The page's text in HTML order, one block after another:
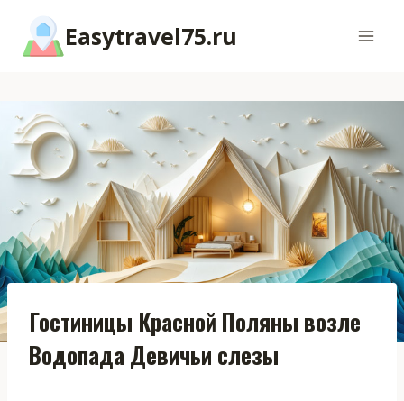
содержимому
Easytravel75.ru
Гостиницы Красной Поляны возле
Водопада Девичьи слезы